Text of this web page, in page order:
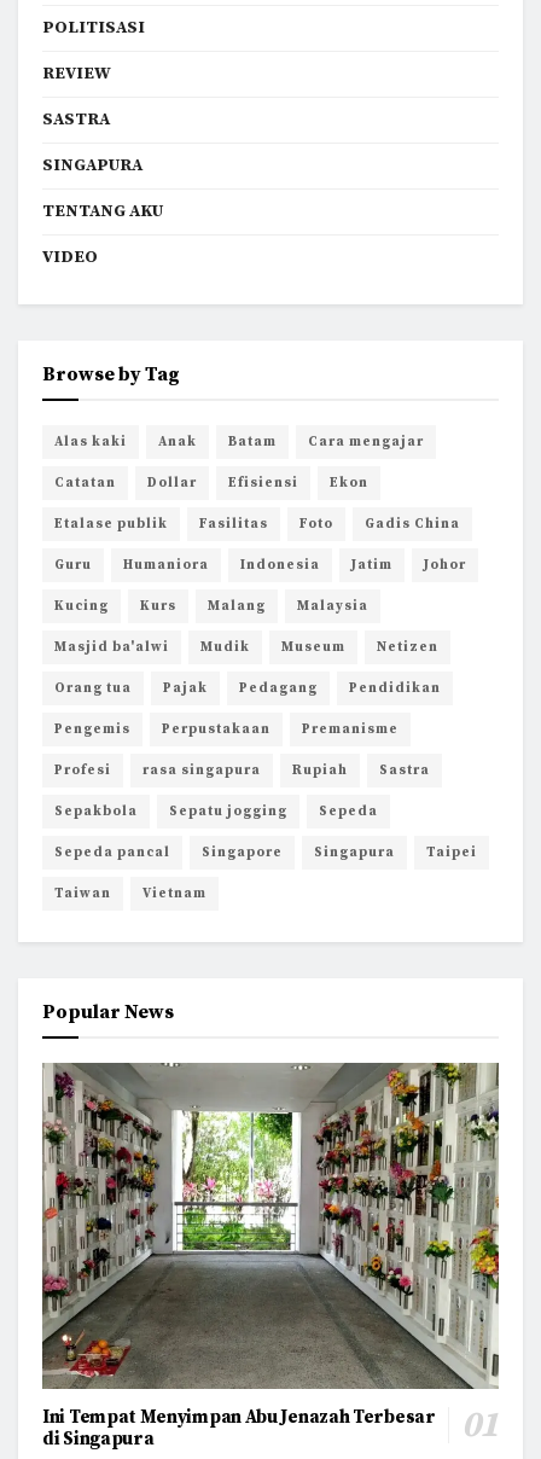
POLITISASI
REVIEW
SASTRA
SINGAPURA
TENTANG AKU
VIDEO
Browse by Tag
Alas kaki Anak Batam Cara mengajar
Catatan Dollar Efisiensi Ekon
Etalase publik Fasilitas Foto Gadis China
Guru Humaniora Indonesia Jatim Johor
Kucing Kurs Malang Malaysia
Masjid ba'alwi Mudik Museum Netizen
Orang tua Pajak Pedagang Pendidikan
Pengemis Perpustakaan Premanisme
Profesi rasa singapura Rupiah Sastra
Sepakbola Sepatu jogging Sepeda
Sepeda pancal Singapore Singapura Taipei
Taiwan Vietnam
Popular News
Ini Tempat Menyimpan Abu Jenazah Terbesar
di Singapura